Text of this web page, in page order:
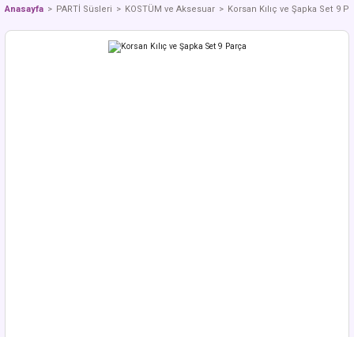
Anasayfa PARTİ Süsleri KOSTÜM ve Aksesuar Korsan Kılıç ve Şapka Set 9